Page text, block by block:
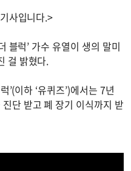
사입니다.>
블럭’ 가수 유열이 생의 말미
걸 밝혔다.
’(이하 ‘유퀴즈’)에서는 7년
단 받고 폐 장기 이식까지 받